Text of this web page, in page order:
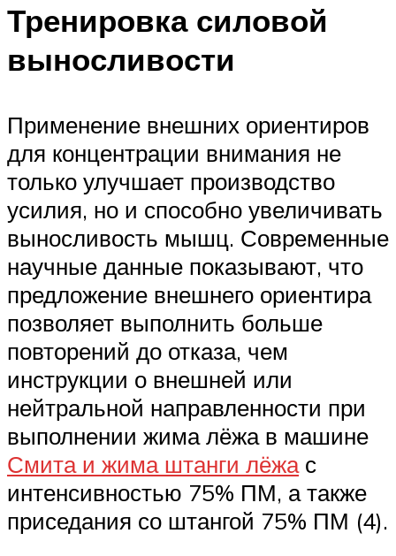
Тренировка силовой
выносливости
Применение внешних ориентиров
для концентрации внимания не
только улучшает производство
усилия, но и способно увеличивать
выносливость мышц. Современные
научные данные показывают, что
предложение внешнего ориентира
позволяет выполнить больше
повторений до отказа, чем
инструкции о внешней или
нейтральной направленности при
выполнении жима лёжа в машине
Смита и жима штанги лёжас
интенсивностью 75% ПМ, а также
приседания со штангой 75% ПМ (4).